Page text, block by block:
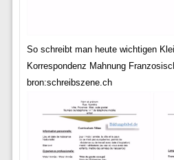
So schreibt man heute wichtigen
Korrespondenz Mahnung
bron:schreibszene.ch